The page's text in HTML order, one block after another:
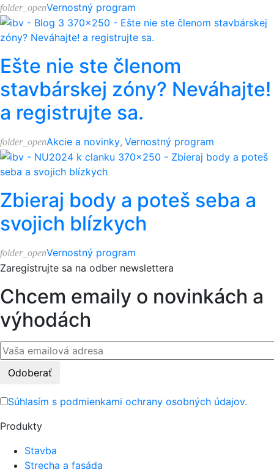
folder_openVernostný program
Ešte nie ste členom
stavbárskej zóny? Neváhajte!
a registrujte sa.
folder_openAkcie a novinky, Vernostný program
Zbieraj body a poteš seba a
svojich blízkych
folder_openVernostný program
Zaregistrujte sa na odber newslettera
Chcem emaily o novinkách a
výhodách
Please
this
empty.
Súhlasím s podmienkami ochrany osobných údajov.
Produkty
Stavba
Strecha a fasáda